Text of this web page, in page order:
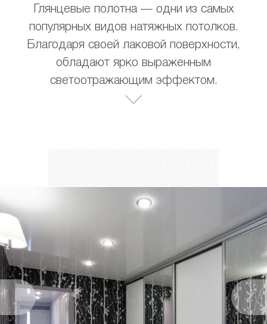
Глянцевые полотна — одни из самых
популярных видов натяжных потолков.
Благодаря своей лаковой поверхности,
обладают ярко выраженным
светоотражающим эффектом.